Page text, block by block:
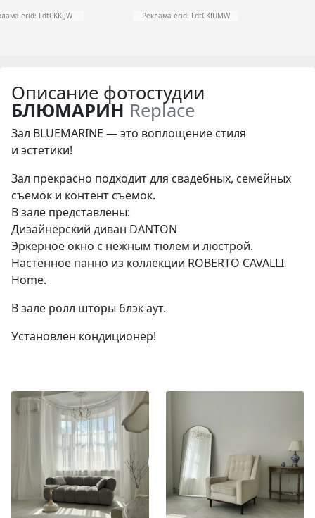
erid: LdtCKKjJW Реклама erid: LdtCKfUMW
Описание фотостудии
БЛЮМАРИН Replace
Зал BLUEMARINE — это воплощение стиля
и эстетики!
Зал прекрасно подходит для свадебных, семейных
съемок и контент съемок.
В зале представлены:
Дизайнерский диван DANTON
Эркерное окно с нежным тюлем и люстрой.
Настенное панно из коллекции ROBERTO CAVALLI
Home.
В зале ролл шторы блэк аут.
Установлен кондиционер!